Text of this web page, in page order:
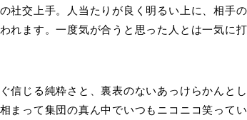
社交上手。人当たりが良く明るい上に、相手
れます。一度気が合うと思った人とは一気に
信じる純粋さと、裏表のないあっけらかんと
まって集団の真ん中でいつもニコニコ笑ってい